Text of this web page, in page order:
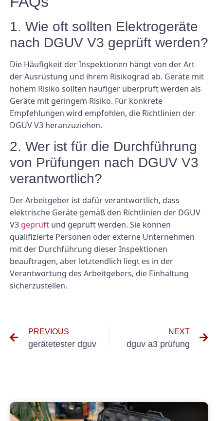
1. Wie oft sollten Elektrogeräte
nach DGUV V3 geprüft werden?
Die Häufigkeit der Inspektionen hängt von der Art
der Ausrüstung und ihrem Risikograd ab. Geräte mit
hohem Risiko sollten häufiger überprüft werden als
Geräte mit geringem Risiko. Für konkrete
Empfehlungen wird empfohlen, die Richtlinien der
DGUV V3 heranzuziehen.
2. Wer ist für die Durchführung
von Prüfungen nach DGUV V3
verantwortlich?
Der Arbeitgeber ist dafür verantwortlich, dass
elektrische Geräte gemäß den Richtlinien der DGUV
V3 geprüft und geprüft werden. Sie können
qualifizierte Personen oder externe Unternehmen
mit der Durchführung dieser Inspektionen
beauftragen, aber letztendlich liegt es in der
Verantwortung des Arbeitgebers, die Einhaltung
sicherzustellen.
PREVIOUS
gerätetester dguv
NEXT
dguv a3 prüfung